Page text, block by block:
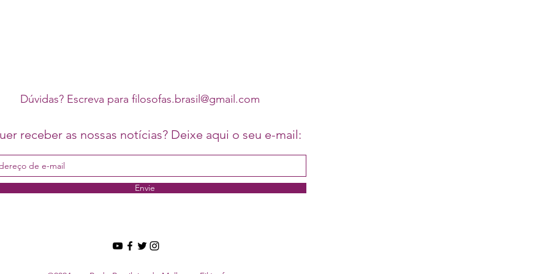
Dúvidas? Escreva para filosofas.brasil@gmail.com
receber as nossas notícias? Deixe aqui o seu e-mail:
Envie